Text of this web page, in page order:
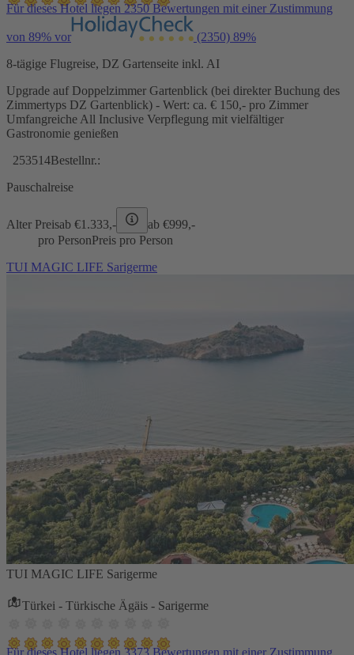
Für dieses Hotel liegen 2350 Bewertungen mit einer Zustimmung
von 89% vor (2350) 89%
8-tägige Flugreise, DZ Gartenseite inkl. AI
Upgrade auf Doppelzimmer Gartenblick (bei direkter Buchung des
Zimmertyps DZ Gartenblick) - Wert: ca. € 150,- pro Zimmer
Umfangreiche All Inclusive Verpflegung mit vielfältiger
Gastronomie genießen
253514Bestellnr.:
Pauschalreise
Alter Preisab €1.333,- ab €999,-
pro PersonPreis pro Person
TUI MAGIC LIFE Sarigerme
TUI MAGIC LIFE Sarigerme
Türkei - Türkische Ägäis - Sarigerme
Für dieses Hotel liegen 3373 Bewertungen mit einer Zustimmung